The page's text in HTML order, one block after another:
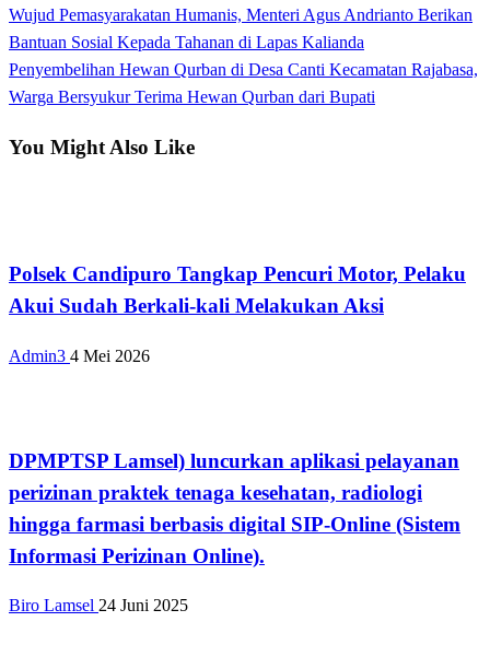
Navigasi
pos
Previous
Post
Wujud Pemasyarakatan Humanis, Menteri Agus Andrianto Berikan
Bantuan Sosial Kepada Tahanan di Lapas Kalianda
Next
Post
Penyembelihan Hewan Qurban di Desa Canti Kecamatan Rajabasa,
Warga Bersyukur Terima Hewan Qurban dari Bupati
You Might Also Like
Polsek Candipuro Tangkap Pencuri Motor, Pelaku
Akui Sudah Berkali-kali Melakukan Aksi
Admin3 4 Mei 2026
DPMPTSP Lamsel) luncurkan aplikasi pelayanan
perizinan praktek tenaga kesehatan, radiologi
hingga farmasi berbasis digital SIP-Online (Sistem
Informasi Perizinan Online).
Biro Lamsel 24 Juni 2025